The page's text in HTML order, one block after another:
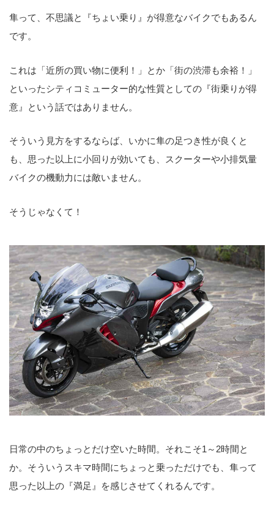
隼って、不思議と『ちょい乗り』が得意なバイクでもあるん
です。
これは「近所の買い物に便利！」とか「街の渋滞も余裕！」
といったシティコミューター的な性質としての『街乗りが得
意』という話ではありません。
そういう見方をするならば、いかに隼の足つき性が良くと
も、思った以上に小回りが効いても、スクーターや小排気量
バイクの機動力には敵いません。
そうじゃなくて！
日常の中のちょっとだけ空いた時間。それこそ1～2時間と
か。そういうスキマ時間にちょっと乗っただけでも、隼って
思った以上の『満足』を感じさせてくれるんです。